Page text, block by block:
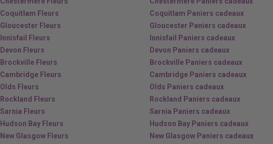
Coquitlam Fleurs
Gloucester Fleurs
Innisfail Fleurs
Devon Fleurs
Brockville Fleurs
Cambridge Fleurs
Olds Fleurs
Rockland Fleurs
Sarnia Fleurs
Hudson Bay Fleurs
New Glasgow Fleurs
Coquitlam Paniers cadeaux
Gloucester Paniers cadeaux
Innisfail Paniers cadeaux
Devon Paniers cadeaux
Brockville Paniers cadeaux
Cambridge Paniers cadeaux
Olds Paniers cadeaux
Rockland Paniers cadeaux
Sarnia Paniers cadeaux
Hudson Bay Paniers cadeaux
New Glasgow Paniers cadeaux